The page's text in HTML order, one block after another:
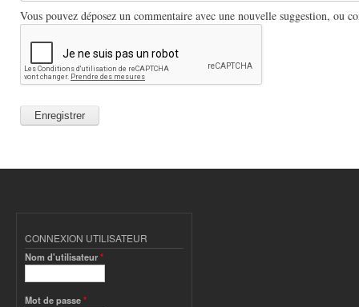
Vous pouvez déposez un commentaire avec une nouvelle suggestion, ou
CONNEXION UTILISATEUR
Nom d'utilisateur*
Mot de passe*